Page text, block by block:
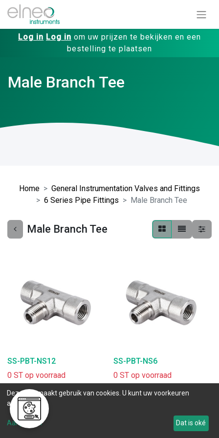
Log in Log in om uw prijzen te bekijken en een
bestelling te plaatsen
Male Branch Tee
Home
General Instrumentation Valves and Fittings
6 Series Pipe Fittings
Male Branch Tee
Male Branch Tee
SS-PBT-NS12
0 ST op voorraad
SS-PBT-NS6
0 ST op voorraad
Deze site maakt gebruik van cookies. U kunt uw voorkeuren
aanpassen.
Aanpassen Dat is oké